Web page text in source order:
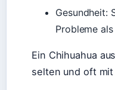
Gesundheit:
Probleme
Ein Chihuahua
selten und oft